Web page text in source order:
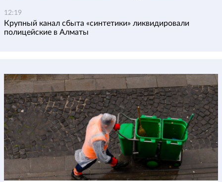
12:19
Крупный канал сбыта «синтетики» ликвидировали
полицейские в Алматы